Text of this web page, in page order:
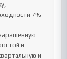
7%
и
и